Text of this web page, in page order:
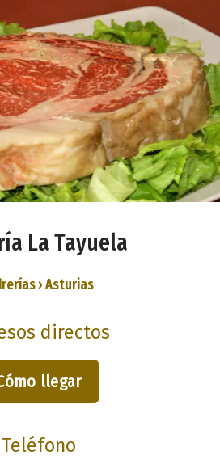
La Tayuela
› Asturias
directos
llegar
Teléfono